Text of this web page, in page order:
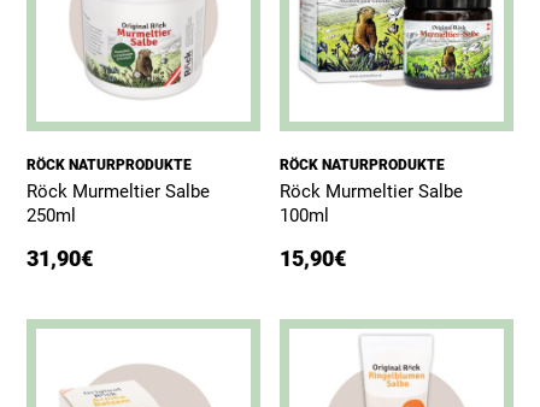
RÖCK NATURPRODUKTE
Röck Murmeltier Salbe
250ml
31,90€
RÖCK NATURPRODUKTE
Röck Murmeltier Salbe
100ml
15,90€